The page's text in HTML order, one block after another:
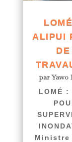
ALIPUI
parYawo
LOMÉ :
Ministre